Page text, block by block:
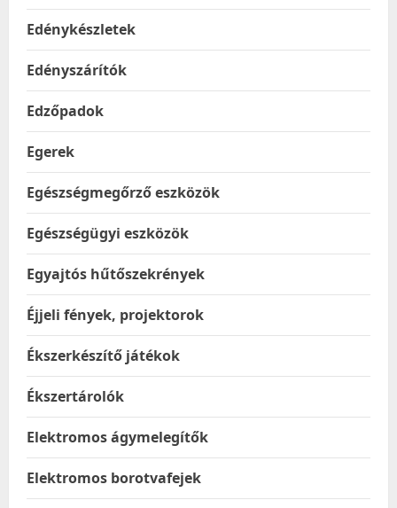
Edénykészletek
Edényszárítók
Edzőpadok
Egerek
Egészségmegőrző eszközök
Egészségügyi eszközök
Egyajtós hűtőszekrények
Éjjeli fények, projektorok
Ékszerkészítő játékok
Ékszertárolók
Elektromos ágymelegítők
Elektromos borotvafejek